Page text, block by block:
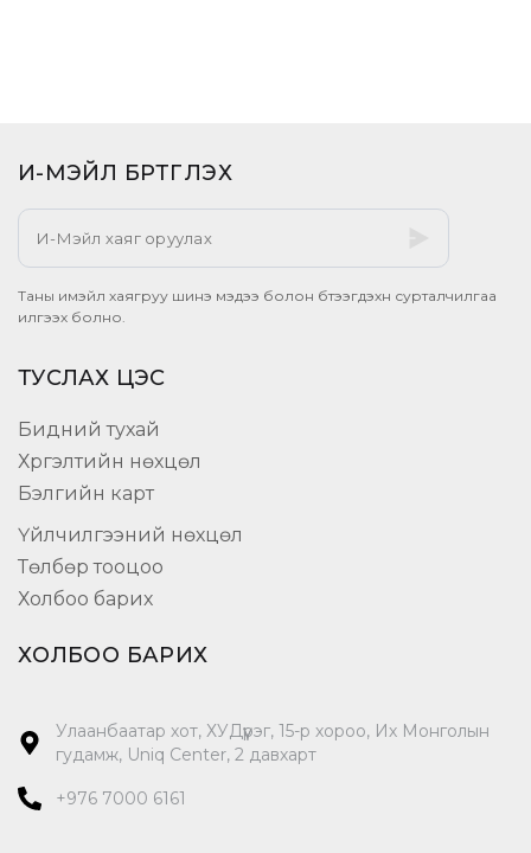
И-МЭЙЛ БҮРТГҮҮЛЭХ​
Таны имэйл хаягруу шинэ мэдээ болон бүтээгдэхүүн сурталчилгаа
илгээх болно.
ТУСЛАХ ЦЭС
Бидний тухай
Хүргэлтийн нөхцөл
Бэлгийн карт
Үйлчилгээний нөхцөл
Төлбөр тооцоо
Холбоо барих
ХОЛБОО БАРИХ
Улаанбаатар хот, ХУДүүрэг, 15-р хороо, Их Монголын
гудамж, Uniq Center, 2 давхарт
+976 7000 6161